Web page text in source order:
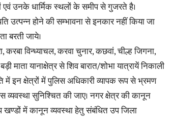
एवं उनके धार्मिक स्थलों के समीप से गुजरते है।
उत्पन्न होने की सम्भावना से इनकार नहीं किया जा
बरती जाये।
विन्ध्याचल, करवा चुनार, कछवां, चील्ह जिगना,
माता यानाक्षेत्र से शिव बारात/शोभा यात्रायें निकाली
में इन क्षेत्रों में पुलिस अधिकारी व्यापक रूप से भ्रमण
सुनिश्चित की जाए। नगर क्षेत्र की कानून
में कानून व्यवस्था हेतु संबंधित उप जिला